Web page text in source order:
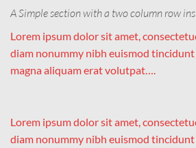
A Simple section with a two column row
Lorem ipsum dolor sit amet,
diam nonummy nibh euismod
magna aliquam erat volutpat….
Lorem ipsum dolor sit amet,
diam nonummy nibh euismod